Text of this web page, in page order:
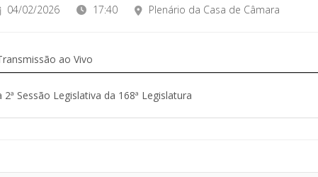
04/02/2026 17:40 Plenário da Casa de Câmara
ao Vivo
Sessão Legislativa da 168ª Legislatura